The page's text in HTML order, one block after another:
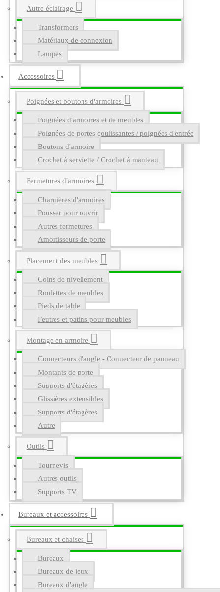
Autre éclairage
Transformers
Matériaux de connexion
Lampes
Accessoires
Poignées et boutons d'armoires
Poignées d'armoires et de meubles
Poignées de portes coulissantes / poignées d'entrée
Boutons d'armoire
Crochet à serviette / Crochet à manteau
Fermetures d'armoires
Charnières d'armoires
Pousser pour ouvrir
Autres fermetures
Amortisseurs de porte
Placement des meubles
Coins de nivellement
Roulettes de meubles
Pieds de table
Feutres et patins pour meubles
Montage en armoire
Connecteurs d'angle - Connecteur de panneau
Montants de porte
Supports d'étagères
Glissières extensibles
Supports d'étagères
Autre
Outils
Tournevis
Autres outils
Supports TV
Bureaux et accessoires
Bureaux et chaises
Bureaux
Bureaux de jeux
Bureaux d'angle